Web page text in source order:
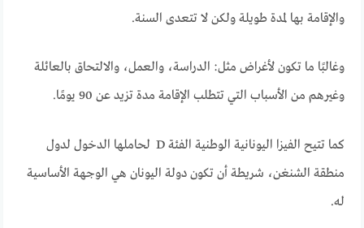
والإقامة بها لمدة طويلة ولكن لا تتعدى السنة.
وغالبًا ما تكون لأغراض مثل: الدراسة، والعمل، والالتحاق بالعائلة
وغيرهم من الأسباب التي تتطلب الإقامة مدة تزيد عن 90 يومًا.
كما تتيح الفيزا اليونانية الوطنية الفئة D لحاملها الدخول لدول
منطقة الشنغن، شريطة أن تكون دولة اليونان هي الوجهة الأساسية
له.